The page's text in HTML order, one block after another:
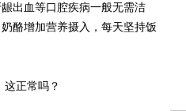
出血等口腔疾病一般无需洁
酪增加营养摄入，每天坚持饭
正常吗？